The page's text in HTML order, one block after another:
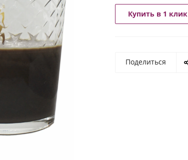
Купить в 1 клик
Поделиться